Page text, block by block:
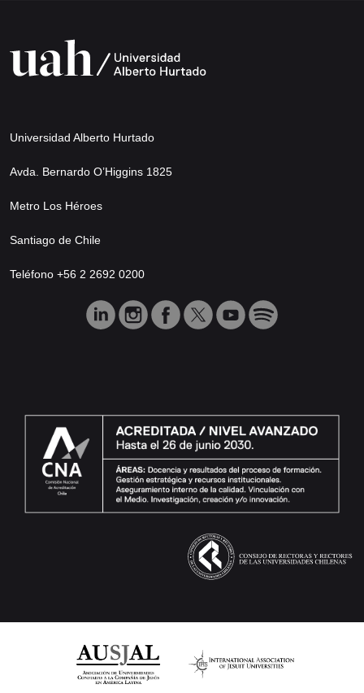
Universidad Alberto Hurtado
Avda. Bernardo O’Higgins 1825
Metro Los Héroes
Santiago de Chile
Teléfono +56 2 2692 0200